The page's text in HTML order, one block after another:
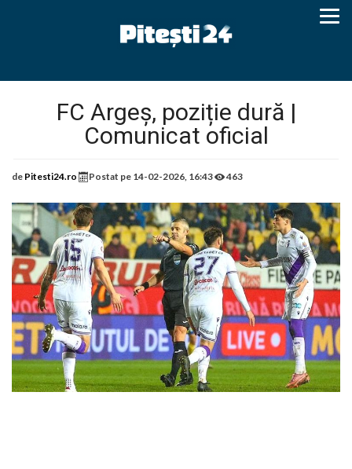
FC Argeș, poziție dură |
Comunicat oficial
de Pitesti24.ro Postat pe 14-02-2026, 16:43 463